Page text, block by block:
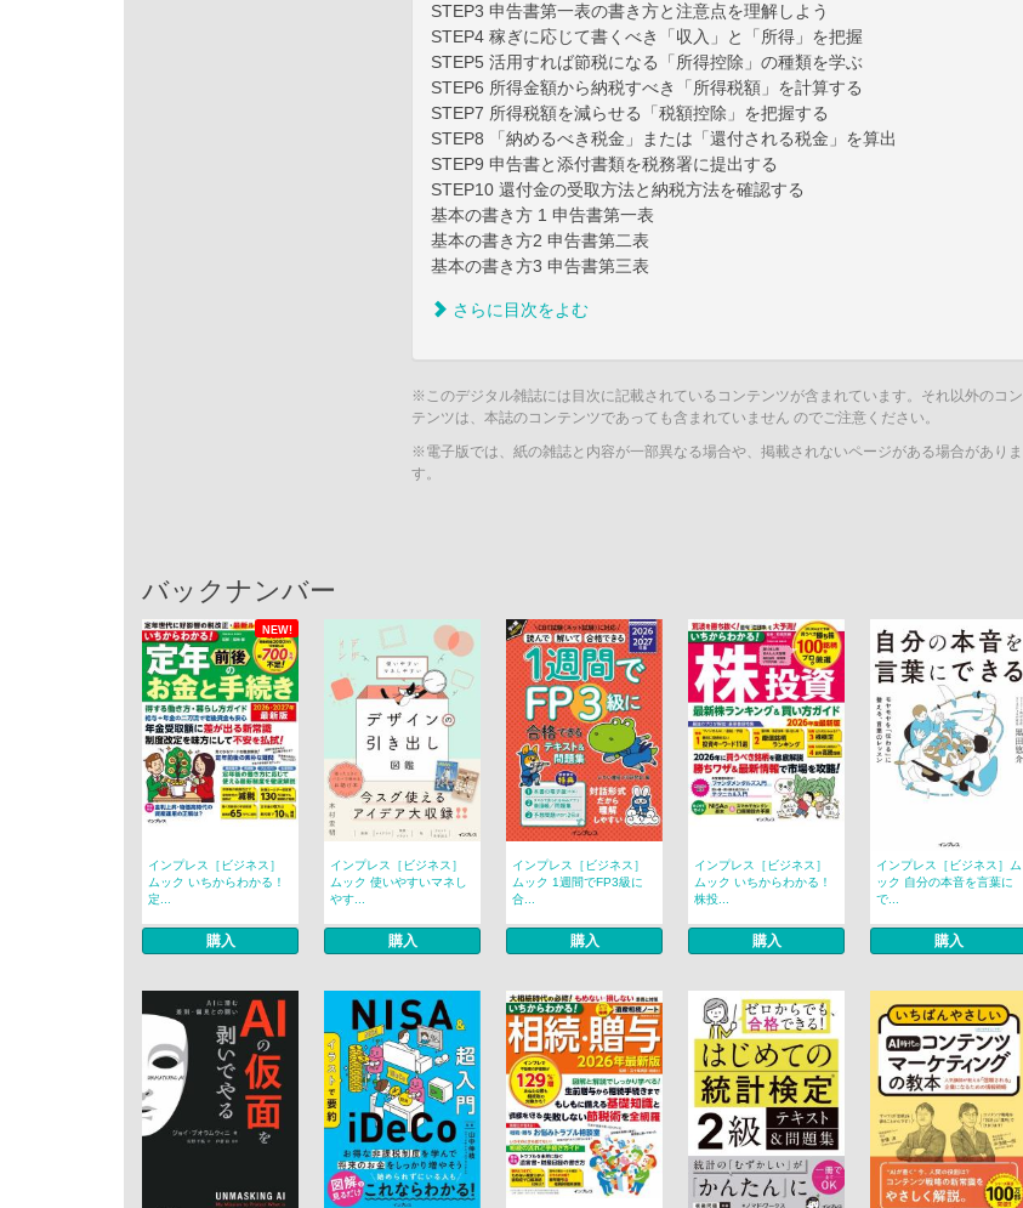
STEP3 申告書第一表の書き方と注意点を理解しよう
STEP4 稼ぎに応じて書くべき「収入」と「所得」を把握
STEP5 活用すれば節税になる「所得控除」の種類を学ぶ
STEP6 所得金額から納税すべき「所得税額」を計算する
STEP7 所得税額を減らせる「税額控除」を把握する
STEP8 「納めるべき税金」または「還付される税金」を算出
STEP9 申告書と添付書類を税務署に提出する
STEP10 還付金の受取方法と納税方法を確認する
基本の書き方 1 申告書第一表
基本の書き方2 申告書第二表
基本の書き方3 申告書第三表
さらに目次をよむ
※このデジタル雑誌には目次に記載されているコンテンツが含まれています。それ以外のコン
テンツは、本誌のコンテンツであっても含まれていません のでご注意ください。
※電子版では、紙の雑誌と内容が一部異なる場合や、掲載されないページがある場合がありま
す。
バックナンバー
NEW!
インプレス［ビジネス］
ムック いちからわかる！
定...
購入
インプレス［ビジネス］
ムック 使いやすいマネし
やす...
購入
インプレス［ビジネス］
ムック 1週間でFP3級に
合...
購入
インプレス［ビジネス］
ムック いちからわかる！
株投...
購入
インプレス［ビジネス］ム
ック 自分の本音を言葉に
で...
購入